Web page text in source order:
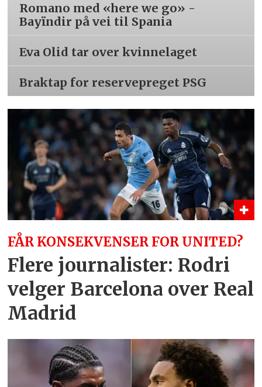
Romano med «here we go» -
Bayïndir på vei til Spania
Eva Olid tar over kvinnelaget
Braktap for reservepreget PSG
FÅR KONSEKVENSER FOR UNITED?
Flere journalister: Rodri
velger Barcelona over Real
Madrid